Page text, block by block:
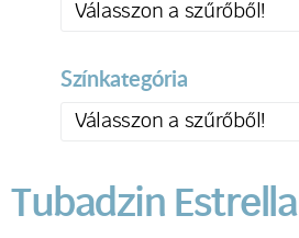
Válasszon a szűrőből!
Színkategória
Válasszon a szűrőből!
Tubadzin Estrella